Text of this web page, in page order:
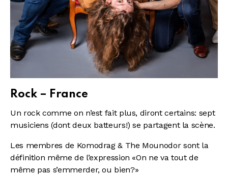
Rock – France
Un rock comme on n’est fait plus, diront certains: sept
musiciens (dont deux batteurs!) se partagent la scène.
Les membres de Komodrag & The Mounodor sont la
définition même de l’expression «On ne va tout de
même pas s’emmerder, ou bien?»